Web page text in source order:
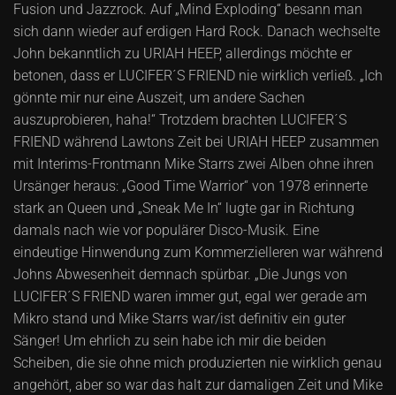
Fusion und Jazzrock. Auf „Mind Exploding“ besann man
sich dann wieder auf erdigen Hard Rock. Danach wechselte
John bekanntlich zu URIAH HEEP, allerdings möchte er
betonen, dass er LUCIFER´S FRIEND nie wirklich verließ. „Ich
gönnte mir nur eine Auszeit, um andere Sachen
auszuprobieren, haha!“ Trotzdem brachten LUCIFER´S
FRIEND während Lawtons Zeit bei URIAH HEEP zusammen
mit Interims-Frontmann Mike Starrs zwei Alben ohne ihren
Ursänger heraus: „Good Time Warrior“ von 1978 erinnerte
stark an Queen und „Sneak Me In“ lugte gar in Richtung
damals nach wie vor populärer Disco-Musik. Eine
eindeutige Hinwendung zum Kommerzielleren war während
Johns Abwesenheit demnach spürbar. „Die Jungs von
LUCIFER´S FRIEND waren immer gut, egal wer gerade am
Mikro stand und Mike Starrs war/ist definitiv ein guter
Sänger! Um ehrlich zu sein habe ich mir die beiden
Scheiben, die sie ohne mich produzierten nie wirklich genau
angehört, aber so war das halt zur damaligen Zeit und Mike